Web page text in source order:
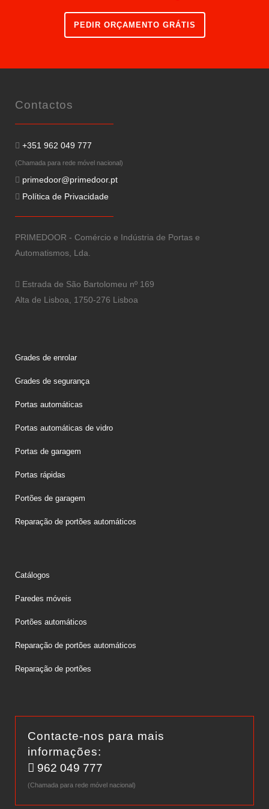
PEDIR ORÇAMENTO GRÁTIS
Contactos
+351 962 049 777
(Chamada para rede móvel nacional)
primedoor@primedoor.pt
Política de Privacidade
PRIMEDOOR - Comércio e Indústria de Portas e
Automatismos, Lda.
Estrada de São Bartolomeu nº 169
Alta de Lisboa, 1750-276 Lisboa
Grades de enrolar
Grades de segurança
Portas automáticas
Portas automáticas de vidro
Portas de garagem
Portas rápidas
Portões de garagem
Reparação de portões automáticos
Catálogos
Paredes móveis
Portões automáticos
Reparação de portões automáticos
Reparação de portões
Contacte-nos para mais
informações:
962 049 777
(Chamada para rede móvel nacional)